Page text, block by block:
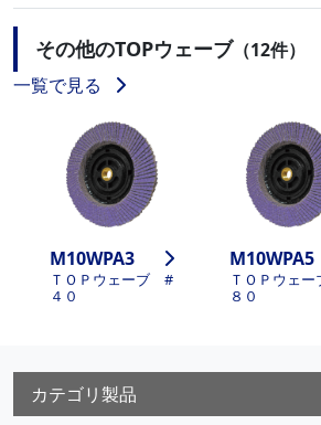
その他のTOPウェーブ（12件）
一覧で見る
M10WPA3
ＴＯＰウェーブ #
４０
M10WPA5
ＴＯＰウェ
８０
カテゴリ製品